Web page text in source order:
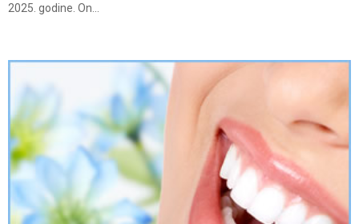
2025. godine. On...